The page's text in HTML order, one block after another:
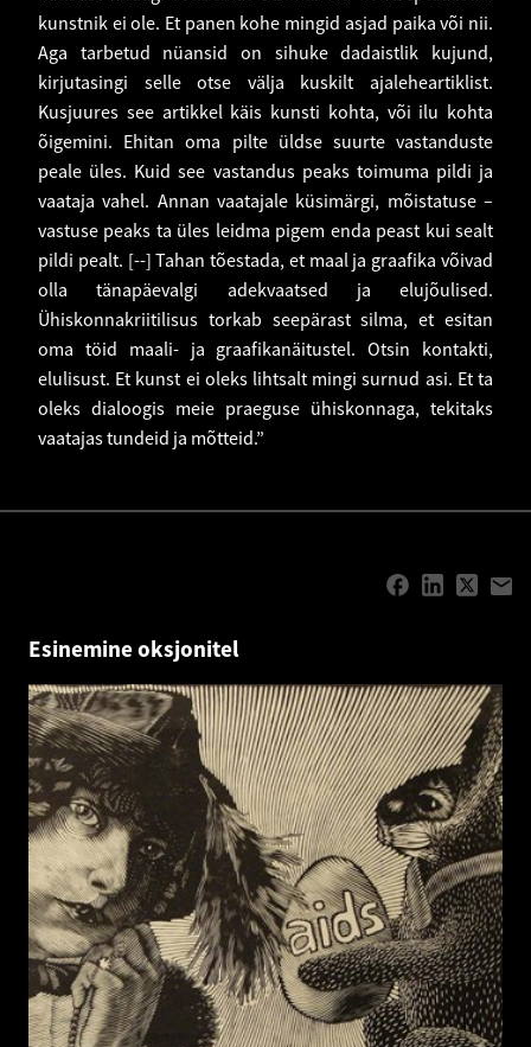
kunstnik ei ole. Et panen kohe mingid asjad paika või nii.
Aga tarbetud nüansid on sihuke dadaistlik kujund,
kirjutasingi selle otse välja kuskilt ajaleheartiklist.
Kusjuures see artikkel käis kunsti kohta, või ilu kohta
õigemini. Ehitan oma pilte üldse suurte vastanduste
peale üles. Kuid see vastandus peaks toimuma pildi ja
vaataja vahel. Annan vaatajale küsimärgi, mõistatuse –
vastuse peaks ta üles leidma pigem enda peast kui sealt
pildi pealt. [--] Tahan tõestada, et maal ja graafika võivad
olla tänapäevalgi adekvaatsed ja elujõulised.
Ühiskonnakriitilisus torkab seepärast silma, et esitan
oma töid maali- ja graafikanäitustel. Otsin kontakti,
elulisust. Et kunst ei oleks lihtsalt mingi surnud asi. Et ta
oleks dialoogis meie praeguse ühiskonnaga, tekitaks
vaatajas tundeid ja mõtteid.”
Esinemine oksjonitel